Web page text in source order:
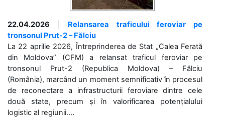
22.04.2026
Relansarea traficului feroviar pe
tronsonul Prut-2 – Fălciu
La 22 aprilie 2026, Întreprinderea de Stat „Calea Ferată
din Moldova” (CFM) a relansat traficul feroviar pe
tronsonul Prut-2 (Republica Moldova) – Fălciu
(România), marcând un moment semnificativ în procesul
de reconectare a infrastructurii feroviare dintre cele
două state, precum și în valorificarea potențialului
logistic al regiunii....